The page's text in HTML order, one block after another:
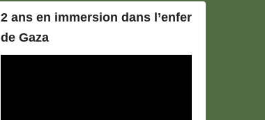
2 ans en immersion dans l’enfer
de Gaza